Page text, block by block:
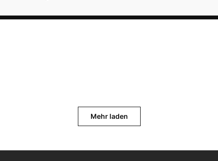
Mehr laden